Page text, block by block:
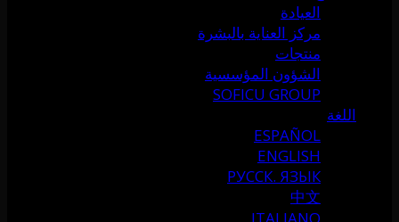
العيادة
مركز العناية بالبشرة
منتجات
الشؤون المؤسسية
SOFICU GROUP
اللغة
ESPAÑOL
ENGLISH
РУССК. ЯЗЫК
中文